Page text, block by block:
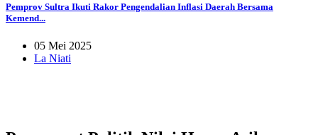
Pemprov Sultra Ikuti Rakor Pengendalian Inflasi Daerah Bersama
Kemend...
05 Mei 2025
La Niati